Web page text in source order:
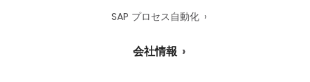
SAP プロセス自動化
会社情報